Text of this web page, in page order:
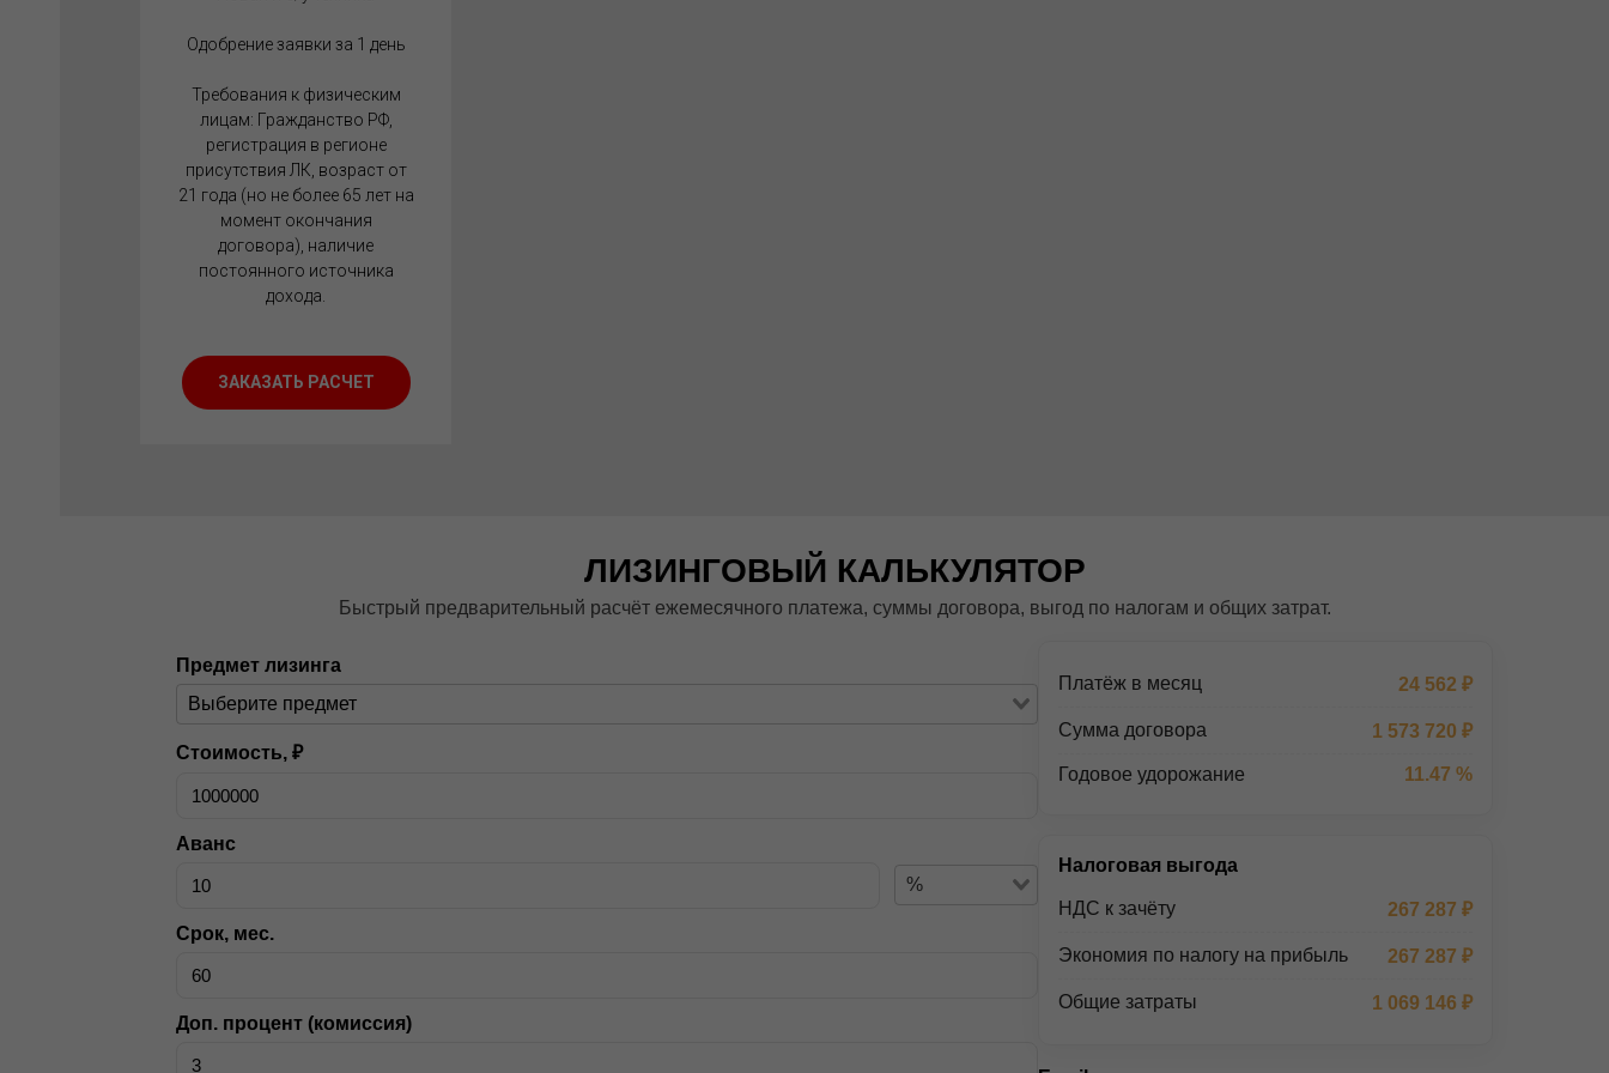
Одобрение заявки за 1 день
Требования к физическим
лицам: Гражданство РФ,
регистрация в регионе
присутствия ЛК, возраст от
21 года (но не более 65 лет на
момент окончания
договора), наличие
постоянного источника
дохода.
ЗАКАЗАТЬ РАСЧЕТ
ЛИЗИНГОВЫЙ КАЛЬКУЛЯТОР
Быстрый предварительный расчёт ежемесячного платежа, суммы договора, выгод по налогам и общих затрат.
Предмет лизинга
Стоимость, ₽
Аванс
%
Срок, мес.
Доп. процент (комиссия)
Платёж в месяц 24 562 ₽
Сумма договора 1 573 720 ₽
Годовое удорожание 11.47 %
Налоговая выгода
НДС к зачёту 267 287 ₽
Экономия по налогу на прибыль 267 287 ₽
Общие затраты 1 069 146 ₽